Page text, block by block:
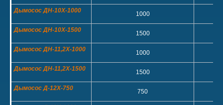
Дымосос ДН-10Х-1000 1000
Дымосос ДН-10Х-1500 1500
Дымосос ДН-11,2Х-1000 1000
Дымосос ДН-11,2Х-1500 1500
Дымосос Д-12Х-750 750